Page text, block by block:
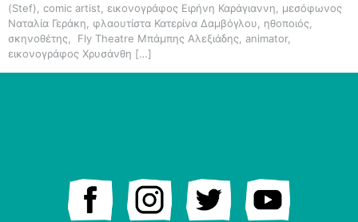
(Stef), comic artist, εικονογράφος Ειρήνη Καράγιαννη, μεσόφωνος
Ναταλία Γεράκη, φλαουτίστα Κατερίνα Δαμβόγλου, ηθοποιός,
σκηνοθέτης, Fly Theatre Μπάμπης Αλεξιάδης, animator,
εικονογράφος Χρυσάνθη […]